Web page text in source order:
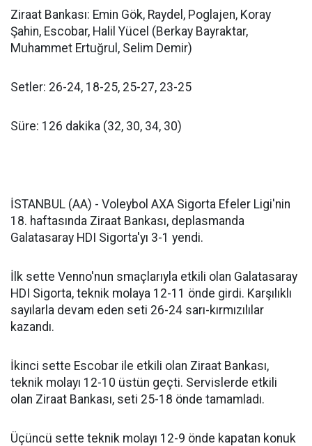
Ziraat Bankası: Emin Gök, Raydel, Poglajen, Koray
Şahin, Escobar, Halil Yücel (Berkay Bayraktar,
Muhammet Ertuğrul, Selim Demir)
Setler: 26-24, 18-25, 25-27, 23-25
Süre: 126 dakika (32, 30, 34, 30)
İSTANBUL (AA) - Voleybol AXA Sigorta Efeler Ligi'nin
18. haftasında Ziraat Bankası, deplasmanda
Galatasaray HDI Sigorta'yı 3-1 yendi.
İlk sette Venno'nun smaçlarıyla etkili olan Galatasaray
HDI Sigorta, teknik molaya 12-11 önde girdi. Karşılıklı
sayılarla devam eden seti 26-24 sarı-kırmızılılar
kazandı.
İkinci sette Escobar ile etkili olan Ziraat Bankası,
teknik molayı 12-10 üstün geçti. Servislerde etkili
olan Ziraat Bankası, seti 25-18 önde tamamladı.
Üçüncü sette teknik molayı 12-9 önde kapatan konuk